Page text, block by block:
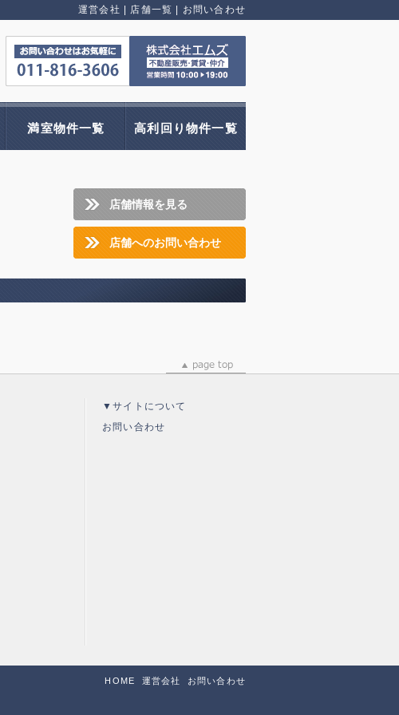
運営会社 店舗一覧 お問い合わせ
満室物件一覧 高利回り物件一覧
店舗情報を見る
店舗へのお問い合わせ
▼サイトについて
お問い合わせ
HOME 運営会社 お問い合わせ